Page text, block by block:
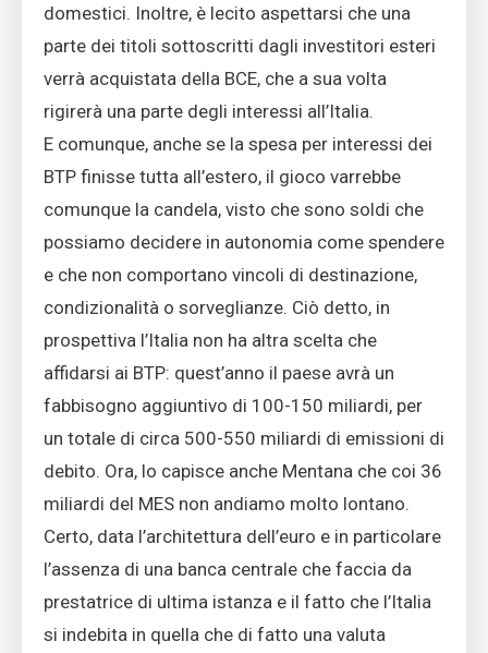
domestici. Inoltre, è lecito aspettarsi che una
parte dei titoli sottoscritti dagli investitori esteri
verrà acquistata della BCE, che a sua volta
rigirerà una parte degli interessi all’Italia.
E comunque, anche se la spesa per interessi dei
BTP finisse tutta all’estero, il gioco varrebbe
comunque la candela, visto che sono soldi che
possiamo decidere in autonomia come spendere
e che non comportano vincoli di destinazione,
condizionalità o sorveglianze. Ciò detto, in
prospettiva l’Italia non ha altra scelta che
affidarsi ai BTP: quest’anno il paese avrà un
fabbisogno aggiuntivo di 100-150 miliardi, per
un totale di circa 500-550 miliardi di emissioni di
debito. Ora, lo capisce anche Mentana che coi 36
miliardi del MES non andiamo molto lontano.
Certo, data l’architettura dell’euro e in particolare
l’assenza di una banca centrale che faccia da
prestatrice di ultima istanza e il fatto che l’Italia
si indebita in quella che di fatto una valuta